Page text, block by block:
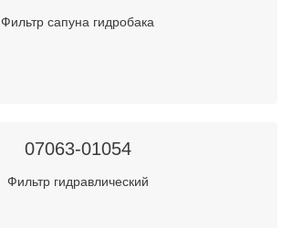
Фильтр сапуна гидробака
07063-01054
Фильтр гидравлический